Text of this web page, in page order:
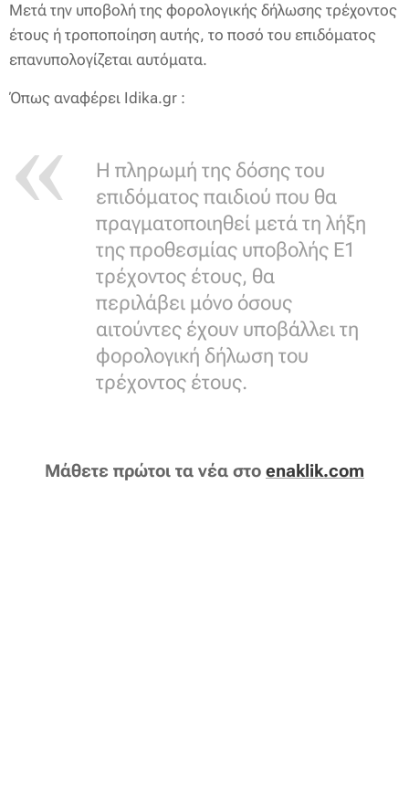
Μετά την υποβολή της φορολογικής δήλωσης τρέχοντος
έτους ή τροποποίηση αυτής, το ποσό του επιδόματος
επανυπολογίζεται αυτόματα.
Όπως αναφέρει Idika.gr :
Η πληρωμή της δόσης του
επιδόματος παιδιού που θα
πραγματοποιηθεί μετά τη λήξη
της προθεσμίας υποβολής Ε1
τρέχοντος έτους, θα
περιλάβει μόνο όσους
αιτούντες έχουν υποβάλλει τη
φορολογική δήλωση του
τρέχοντος έτους.
Μάθετε πρώτοι τα νέα στο enaklik.com